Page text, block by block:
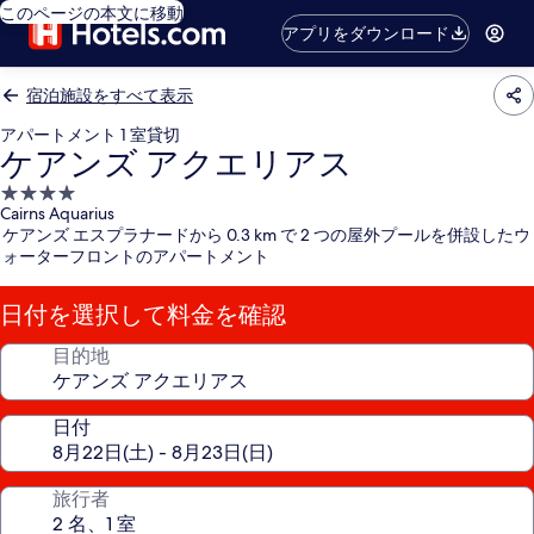
このページの本文に移動
アプリをダウンロード
宿泊施設をすべて表示
アパートメント 1 室貸切
ケアンズ アクエリアス
4.0
つ
星
宿
泊
施
設
Cairns Aquarius
ケアンズ エスプラナードから 0.3 km で 2 つの屋外プールを併設したウ
ォーターフロントのアパートメント
日付を選択して料金を確認
目的地
日付
旅行者